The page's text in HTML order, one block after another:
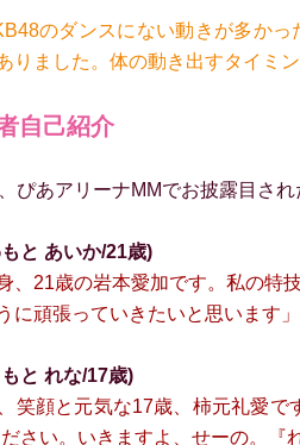
のダンスにない動きが多かっ
りました。体の動き出すタイミ
自己紹介
ぴあアリーナMMでお披露目され
と あいか/21歳)
、21歳の岩本愛加です。私の
に頑張っていきたいと思います」
と れな/17歳)
笑顔と元気な17歳、柿元礼愛
さい。いきますよ、せーの。『